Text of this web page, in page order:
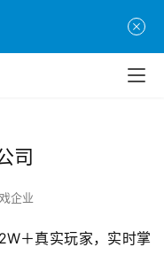
司
企业
＋真实玩家，实时掌